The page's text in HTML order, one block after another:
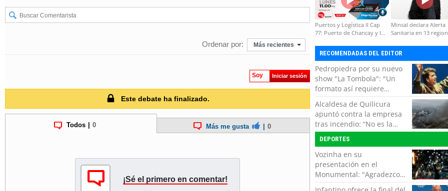
Ordenar por: Más recientes
Soy Iniciar sesión
Este debate ha finalizado.
Todos 0 Más me gusta 0
¡Sé el primero en comentar!
Puertos y Logística II Cap
77: Puerto de Chancay y la
Minsal declara Alerta
Sanitaria en 13
RECOMENDADAS DEL EDITOR
Pedropiedra por su nuevo
show "La Tombola": "Un
formato así requiere
interactuar con el público,
echar la talla y no tener
miedo a equivocarse"
Alcaldesa de Quilicura
apuntó contra la empresa
tras incendio: “No es la
primera vez, es la cuarta”
DEPORTES
Vozinha en su
presentación en el
Monumental: "Agradezco
del fondo de mi corazón